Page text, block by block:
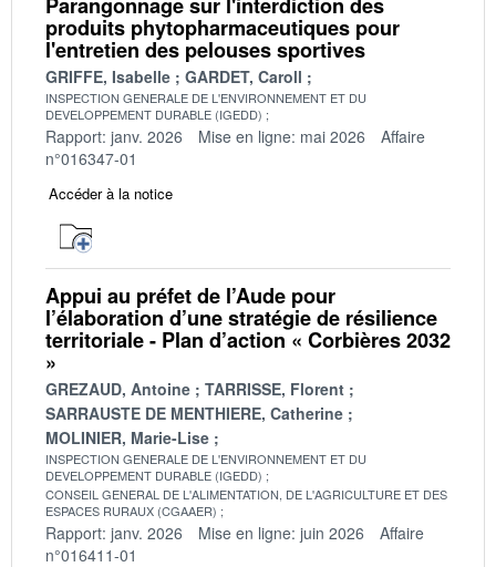
produits phytopharmaceutiques pour
l'entretien des pelouses sportives
GRIFFE, Isabelle GARDET, Caroll
INSPECTION GENERALE DE L'ENVIRONNEMENT ET DU
DEVELOPPEMENT DURABLE (IGEDD)
Rapport: janv. 2026 Mise en ligne: mai 2026
Affaire
n°016347-01
Accéder à la notice
Appui au préfet de l’Aude pour
l’élaboration d’une stratégie de résilience
territoriale - Plan d’action « Corbières 2032
»
GREZAUD, Antoine
TARRISSE, Florent
SARRAUSTE DE MENTHIERE, Catherine
MOLINIER, Marie-Lise
INSPECTION GENERALE DE L'ENVIRONNEMENT ET DU
DEVELOPPEMENT DURABLE (IGEDD)
CONSEIL GENERAL DE L'ALIMENTATION, DE L'AGRICULTURE ET DES
ESPACES RURAUX (CGAAER)
Rapport: janv. 2026 Mise en ligne: juin 2026
Affaire
n°016411-01